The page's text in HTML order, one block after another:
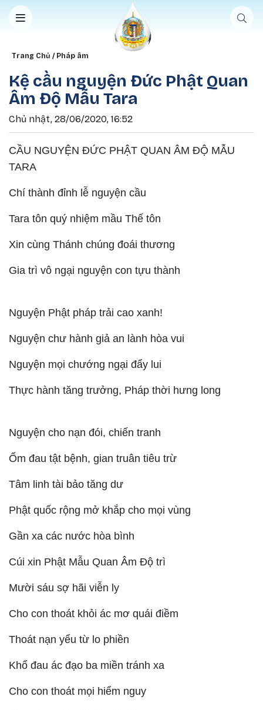
Nhảy đến nội dung
Breadcrumb
Trang Chủ Pháp âm
Kệ cầu nguyện Đức Phật Quan
Âm Độ Mẫu Tara
Chủ nhật, 28/06/2020, 16:52
CẦU NGUYỆN ĐỨC PHẬT QUAN ÂM ĐỘ MẪU
TARA
Chí thành đỉnh lễ nguyện cầu
Tara tôn quý nhiệm mầu Thế tôn
Xin cùng Thánh chúng đoái thương
Gia trì vô ngại nguyện con tựu thành
Nguyện Phật pháp trải cao xanh!
Nguyện chư hành giả an lành hòa vui
Nguyện mọi chướng ngại đẩy lui
Thực hành tăng trưởng, Pháp thời hưng long
Nguyện cho nạn đói, chiến tranh
Ốm đau tật bệnh, gian truân tiêu trừ
Tâm linh tài bảo tăng dư
Phật quốc rộng mở khắp cho mọi vùng
Gần xa các nước hòa bình
Cúi xin Phật Mẫu Quan Âm Độ trì
Mười sáu sợ hãi viễn ly
Cho con thoát khỏi ác mơ quái điềm
Thoát nạn yểu từ lo phiền
Khổ đau ác đạo ba miền tránh xa
Cho con thoát mọi hiểm nguy